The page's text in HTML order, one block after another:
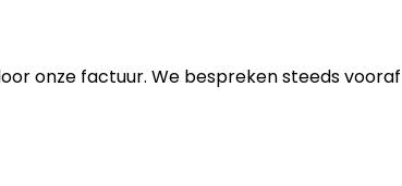
onze factuur. We bespreken steeds